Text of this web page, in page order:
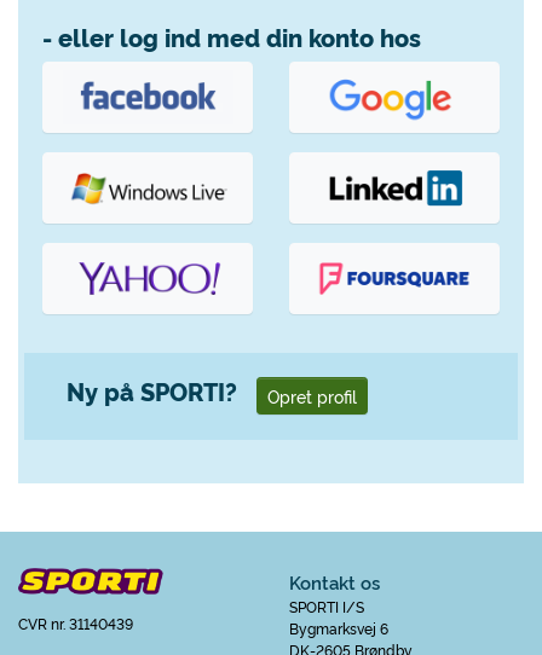
- eller log ind med din konto hos
Ny på SPORTI? Opret profil
CVR nr. 31140439
Kontakt os
SPORTI I/S
Bygmarksvej 6
DK-2605 Brøndby